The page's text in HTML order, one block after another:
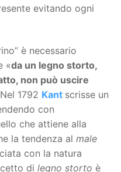
evitando ogni
è necessario
«da un legno storto,
non può uscire
1792 Kant scrisse un
con
che attiene alla
la tendenza al male
con la natura
di legno storto è